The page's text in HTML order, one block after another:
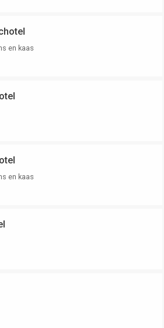
en kaas
en kaas